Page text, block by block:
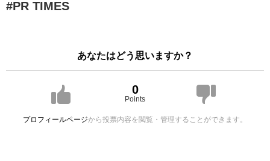
PR TIMES
あなたはどう思いますか？
0
Points
プロフィールページから投票内容を閲覧・管理することができます。